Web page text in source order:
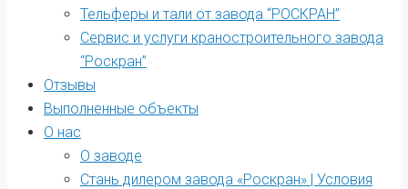
Тельферы и тали от завода “РОСКРАН”
Сервис и услуги краностроительного завода
“Роскран”
Отзывы
Выполненные объекты
О нас
О заводе
Стань дилером завода «Роскран» | Условия